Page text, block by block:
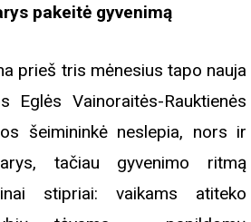
pakeitė gyvenimą
prieš tris mėnesius tapo nauja
Eglės Vainoraitės-Rauktienės
šeimininkė neslepia, nors ir
tačiau gyvenimo ritmą
stipriai: vaikams atiteko